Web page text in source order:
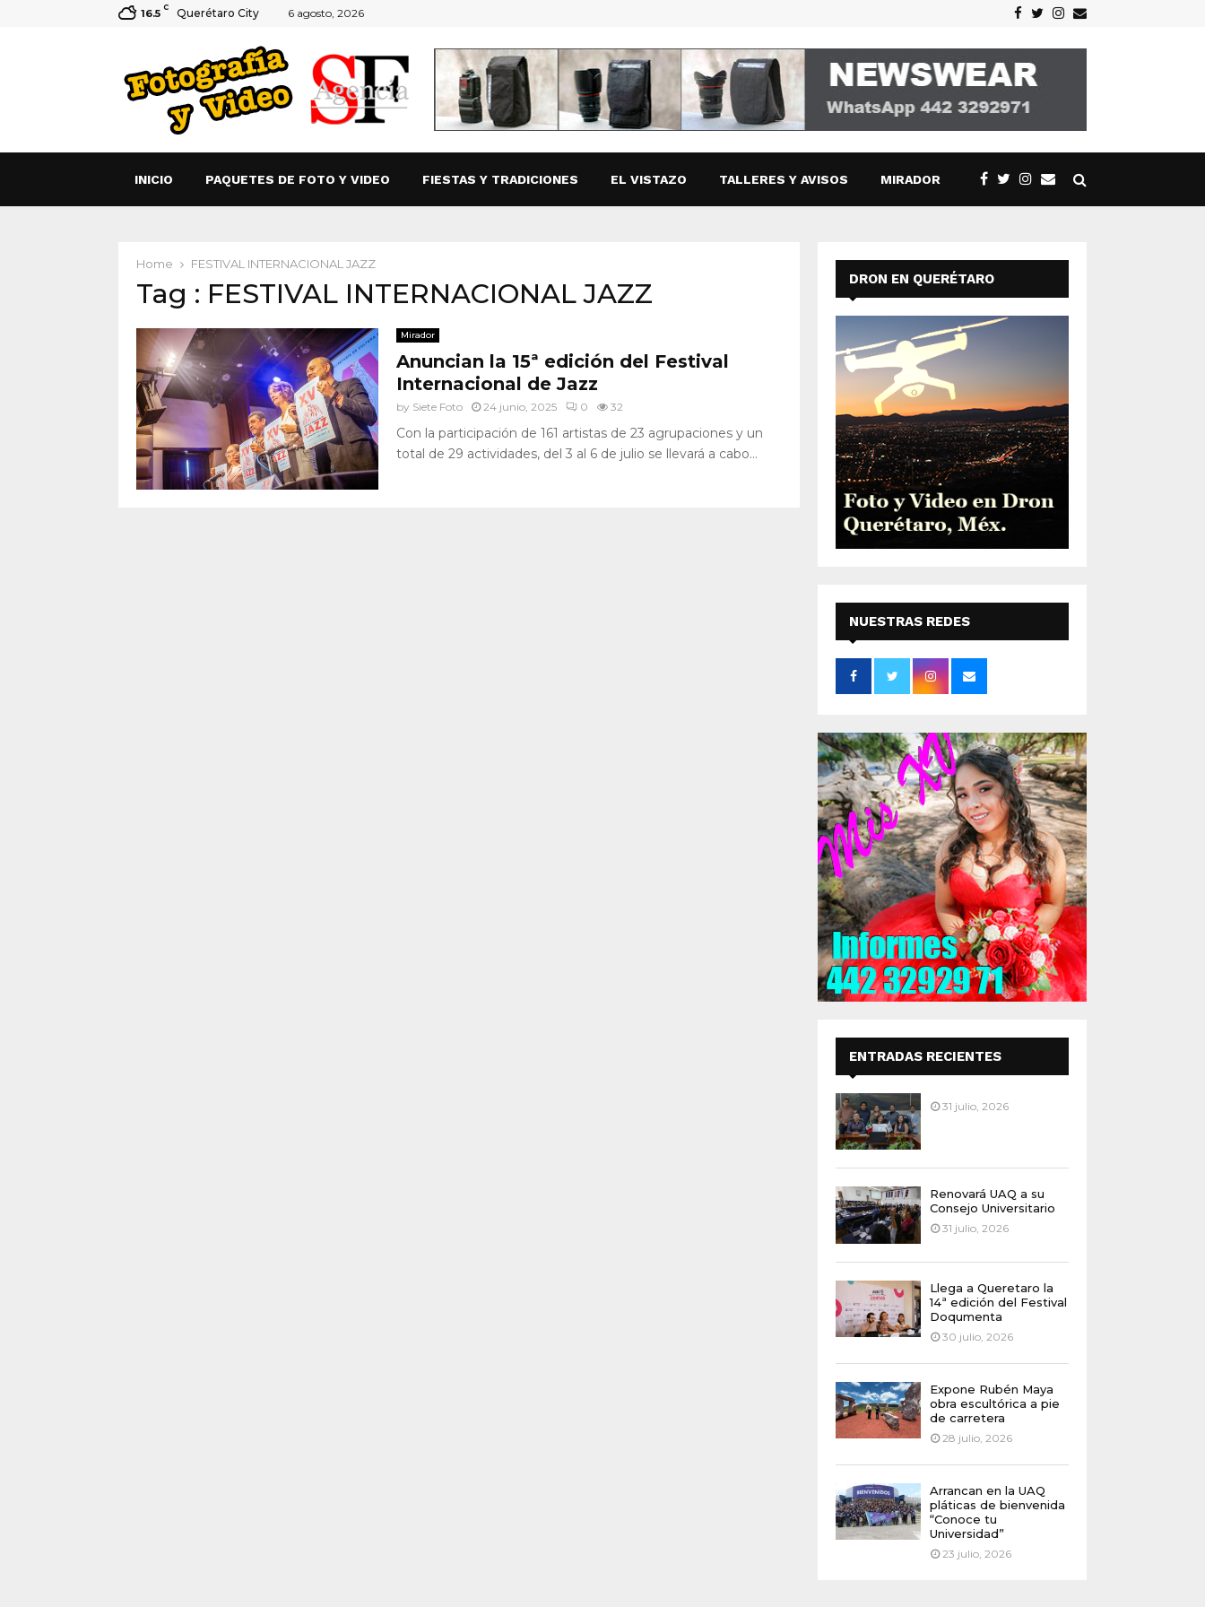
16.5 C Querétaro City 6 agosto, 2026 Facebook
TwitterInstagram
Email
INICIO PAQUETES DE FOTO Y VIDEO FIESTAS Y TRADICIONES EL VISTAZO TALLERES Y AVISOS MIRADOR
Home FESTIVAL INTERNACIONAL JAZZ
Tag : FESTIVAL INTERNACIONAL JAZZ
Mirador
Anuncian la 15ª edición del Festival
Internacional de Jazz
by Siete Foto 24 junio, 2025 0 32
Con la participación de 161 artistas de 23 agrupaciones y un
total de 29 actividades, del 3 al 6 de julio se llevará a cabo...
DRON EN QUERÉTARO
NUESTRAS REDES
SOCIALES
ENTRADAS RECIENTES
31 julio, 2026
Renovará UAQ a su
Consejo Universitario
31 julio, 2026
Llega a Queretaro la
14ª edición del Festival
Doqumenta
30 julio, 2026
Expone Rubén Maya
obra escultórica a pie
de carretera
28 julio, 2026
Arrancan en la UAQ
pláticas de bienvenida
“Conoce tu
Universidad”
23 julio, 2026